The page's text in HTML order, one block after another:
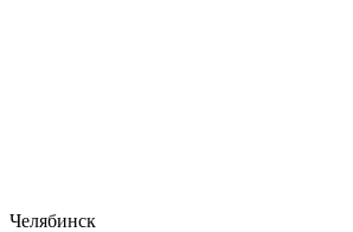
Челябинск